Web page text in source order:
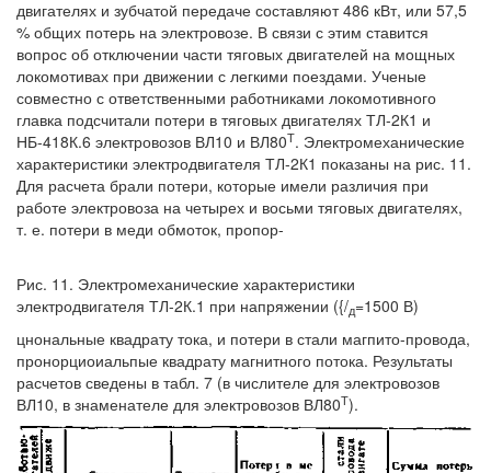
двигателях и зубчатой передаче составляют 486 кВт, или 57,5
% общих потерь на электровозе. В связи с этим ставится
вопрос об отключении части тяговых двигателей на мощных
локомотивах при движении с легкими поездами. Ученые
совместно с ответственными работниками локомотивного
главка подсчитали потери в тяговых двигателях ТЛ-2К1 и
НБ-418К.6 электровозов ВЛ10 и ВЛ80Т. Электромеханические
характеристики электродвигателя ТЛ-2К1 показаны на рис. 11.
Для расчета брали потери, которые имели различия при
работе электровоза на четырех и восьми тяговых двигателях,
т. е. потери в меди обмоток, пропор-
Рис. 11. Электромеханические характеристики
электродвигателя ТЛ-2К.1 при напряжении ({/д=1500 В)
цнональные квадрату тока, и потери в стали магпито-провода,
пронорциоиальпые квадрату магнитного потока. Результаты
расчетов сведены в табл. 7 (в числителе для электровозов
ВЛ10, в знаменателе для электровозов ВЛ80Т).